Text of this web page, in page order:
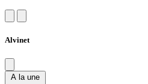
Alvinet
A la une